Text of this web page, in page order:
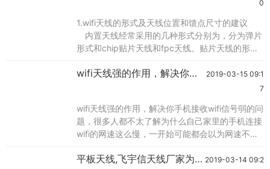
一来可以有效缩小天线尺寸，并能达到隐藏天线的
目的。由于陶瓷本身介电常数较pcb电路板高，所
0
1.wifi天线的形式及天线位置和馈点尺寸的建议
内置天线经常采用的几种形式分别为，分为弹片
形式和chip贴片天线和fpc天线。贴片天线的形式
根据具体规格的天线也是固定的。另外根据特定型
号的天线有相关的天线周围净空的要求和设备尺寸
我们建议客户采用pifa天线作为wifi天线的形式，
根据我们的经验，pifa天线
wifi天线强的作用，解决你手
2019-03-15 09:1
7
wifi天线强的作用，解决你手机接收wifi信号弱的问
题，很多人都不太了解为什么自己家里的手机连接
wifi的网速这么慢，一开始可能都会以为网速不够
最后把无线路由器也给换了。其实无线路由器有个
平板天线,飞宇信天线厂家为
2019-03-14 09:2